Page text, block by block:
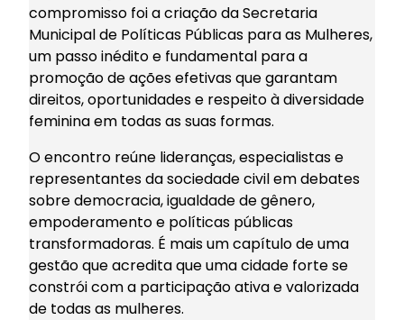
compromisso foi a criação da Secretaria
Municipal de Políticas Públicas para as Mulheres,
um passo inédito e fundamental para a
promoção de ações efetivas que garantam
direitos, oportunidades e respeito à diversidade
feminina em todas as suas formas.
O encontro reúne lideranças, especialistas e
representantes da sociedade civil em debates
sobre democracia, igualdade de gênero,
empoderamento e políticas públicas
transformadoras. É mais um capítulo de uma
gestão que acredita que uma cidade forte se
constrói com a participação ativa e valorizada
de todas as mulheres.